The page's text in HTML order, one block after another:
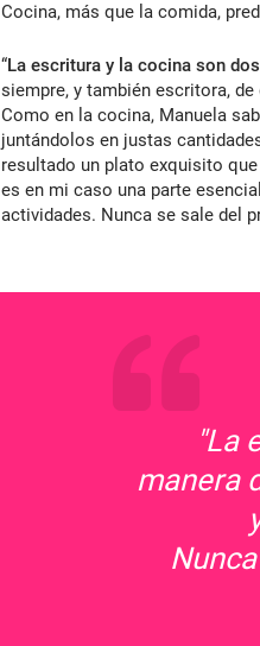
Cocina, más que la comida,
“La escritura y la cocina son
siempre, y también escritora,
Como en la cocina, Manuela
juntándolos en justas
resultado un plato exquisito
es en mi caso una parte
actividades. Nunca se sale del
"La
manera